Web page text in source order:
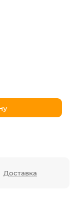
Доставка